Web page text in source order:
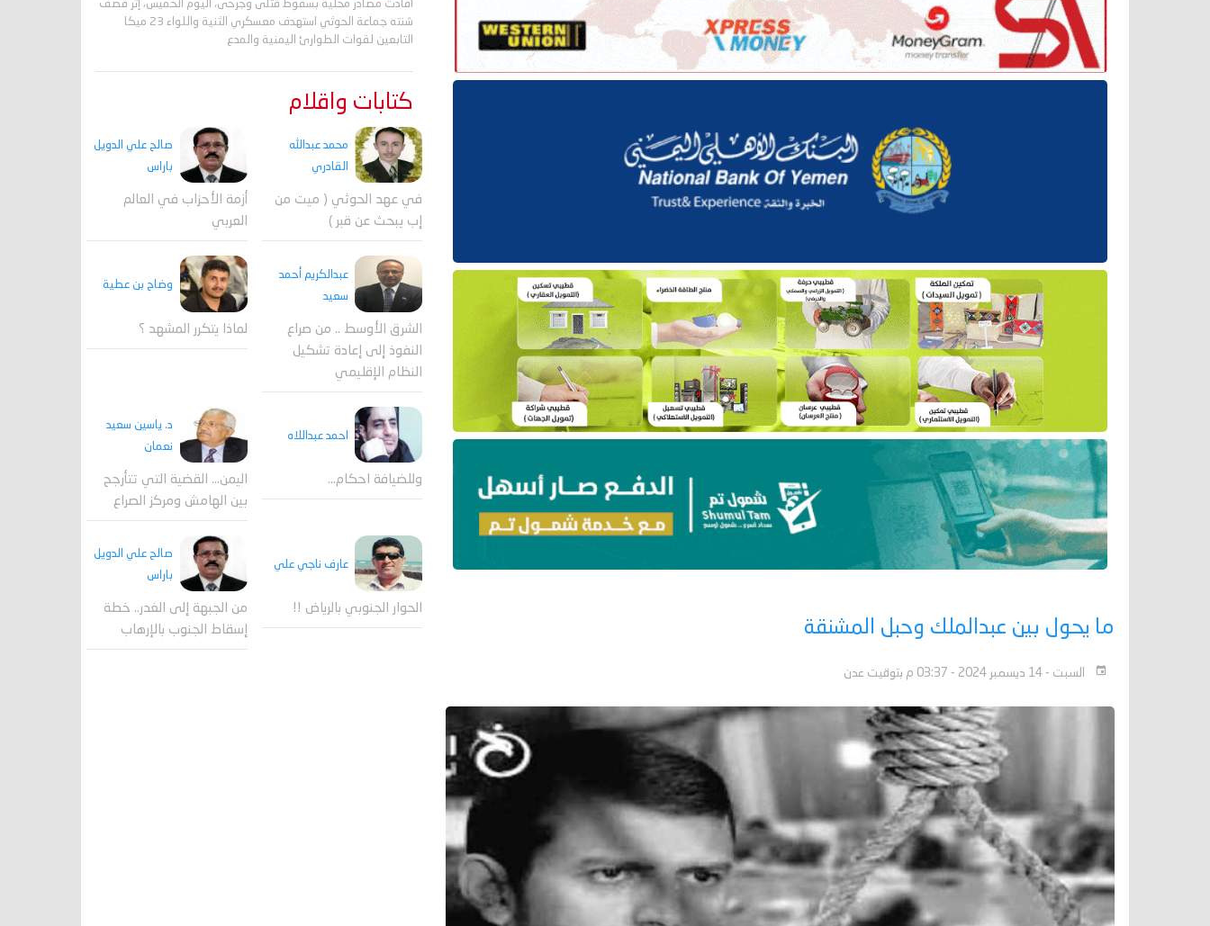
ما يحول بين عبدالملك وحبل المشنقة
السبت - 14 ديسمبر 2024 - 03:37 م بتوقيت عدن
أفادت مصادر محلية بسقوط قتلى وجرحى، اليوم الخميس، إثر قصف
شنته جماعة الحوثي استهدف معسكري الثنية واللواء 23 ميكا
التابعين لقوات الطوارئ اليمنية والمدع
كتابات واقلام
محمد عبدالله
القادري
في عهد الحوثي ( ميت من
إب يبحث عن قبر )
صالح علي الدويل
باراس
أزمة الأحزاب في العالم
العربي
عبدالكريم أحمد
سعيد
الشرق الأوسط .. من صراع
النفوذ إلى إعادة تشكيل
النظام الإقليمي
وضاح بن عطية
لماذا يتكرر المشهد ؟
احمد عبداللاه
وللضيافة احكام…
د. ياسين سعيد
نعمان
اليمن… القضية التي تتأرجح
بين الهامش ومركز الصراع
عارف ناجي علي
الحوار الجنوبي بالرياض !!
صالح علي الدويل
باراس
من الجبهة إلى الغدر.. خطة
إسقاط الجنوب بالإرهاب